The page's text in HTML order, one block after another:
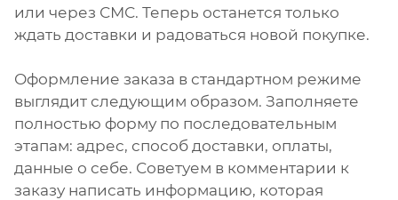
или через СМС. Теперь останется только
ждать доставки и радоваться новой покупке.
Оформление заказа в стандартном режиме
выглядит следующим образом. Заполняете
полностью форму по последовательным
этапам: адрес, способ доставки, оплаты,
данные о себе. Советуем в комментарии к
заказу написать информацию, которая